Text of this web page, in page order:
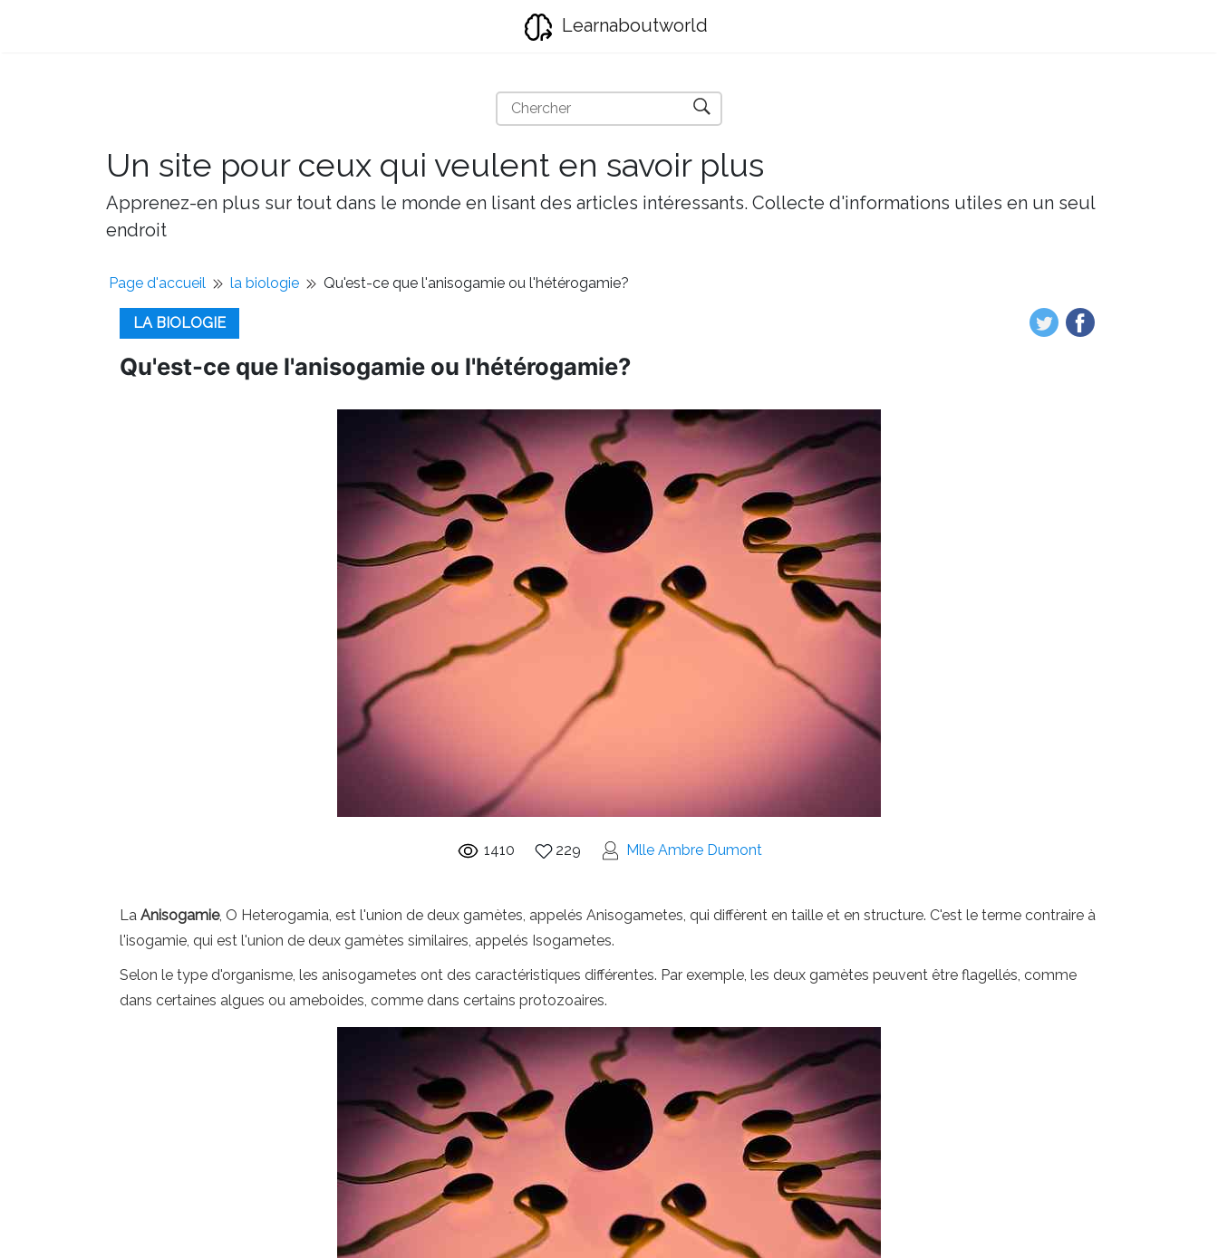
Learnaboutworld
Un site pour ceux qui veulent en savoir plus
Apprenez-en plus sur tout dans le monde en lisant des articles intéressants. Collecte d'informations utiles en un seul
endroit
Page d'accueil la biologie Qu'est-ce que l'anisogamie ou l'hétérogamie?
LA BIOLOGIE
Qu'est-ce que l'anisogamie ou l'hétérogamie?
1410 229 Mlle Ambre Dumont
La Anisogamie, O Heterogamia, est l'union de deux gamètes, appelés Anisogametes, qui diffèrent en taille et en structure. C'est le terme contraire à
l'isogamie, qui est l'union de deux gamètes similaires, appelés Isogametes.
Selon le type d'organisme, les anisogametes ont des caractéristiques différentes. Par exemple, les deux gamètes peuvent être flagellés, comme
dans certaines algues ou ameboides, comme dans certains protozoaires.